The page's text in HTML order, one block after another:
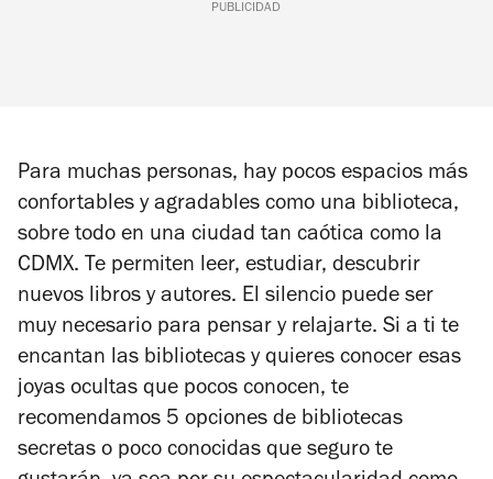
PUBLICIDAD
Para muchas personas, hay pocos espacios más
confortables y agradables como una biblioteca,
sobre todo en una ciudad tan caótica como la
CDMX. Te permiten leer, estudiar, descubrir
nuevos libros y autores. El silencio puede ser
muy necesario para pensar y relajarte. Si a ti te
encantan las bibliotecas y quieres conocer esas
joyas ocultas que pocos conocen, te
recomendamos 5 opciones de bibliotecas
secretas o poco conocidas que seguro te